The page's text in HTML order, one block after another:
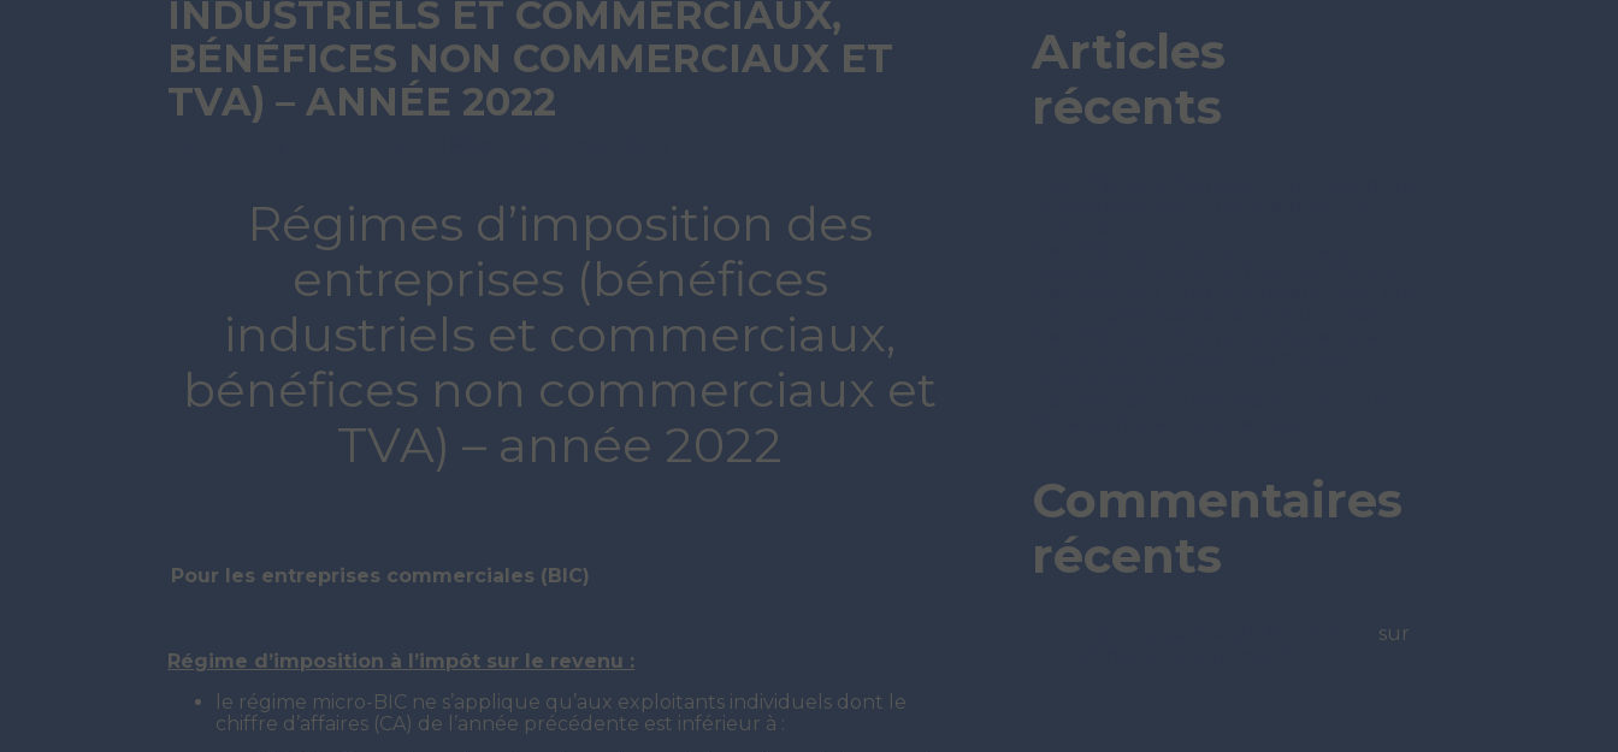
INDUSTRIELS ET COMMERCIAUX,
BÉNÉFICES NON COMMERCIAUX ET
TVA) – ANNÉE 2022
Régimes d’imposition des
entreprises (bénéfices
industriels et commerciaux,
bénéfices non commerciaux et
TVA) – année 2022
Pour les entreprises commerciales (BIC)
Régime d’imposition à l’impôt sur le revenu :
le régime micro-BIC ne s’applique qu’aux exploitants individuels dont le
chiffre d’affaires (CA) de l’année précédente est inférieur à :
Articles
récents
Commentaires
récents
sur